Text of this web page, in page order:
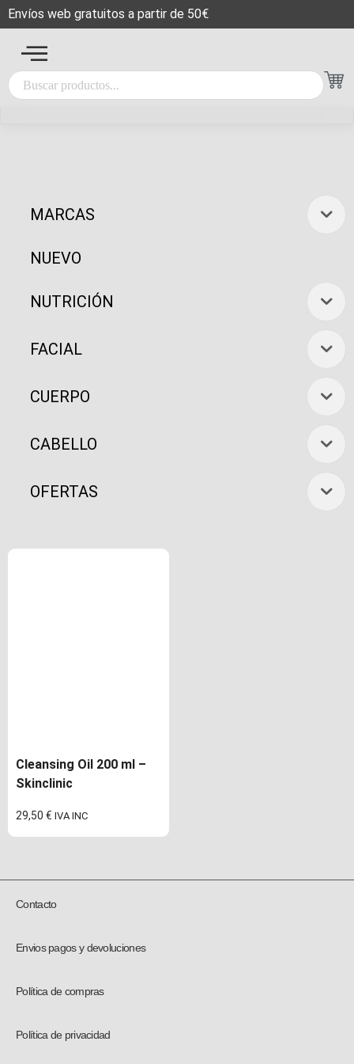
Envíos web gratuitos a partir de 50€
MARCAS
NUEVO
NUTRICIÓN
FACIAL
CUERPO
CABELLO
OFERTAS
Cleansing Oil 200 ml –
Skinclinic
29,50 € IVA INC
Contacto
Envios pagos y devoluciones
Política de compras
Política de privacidad